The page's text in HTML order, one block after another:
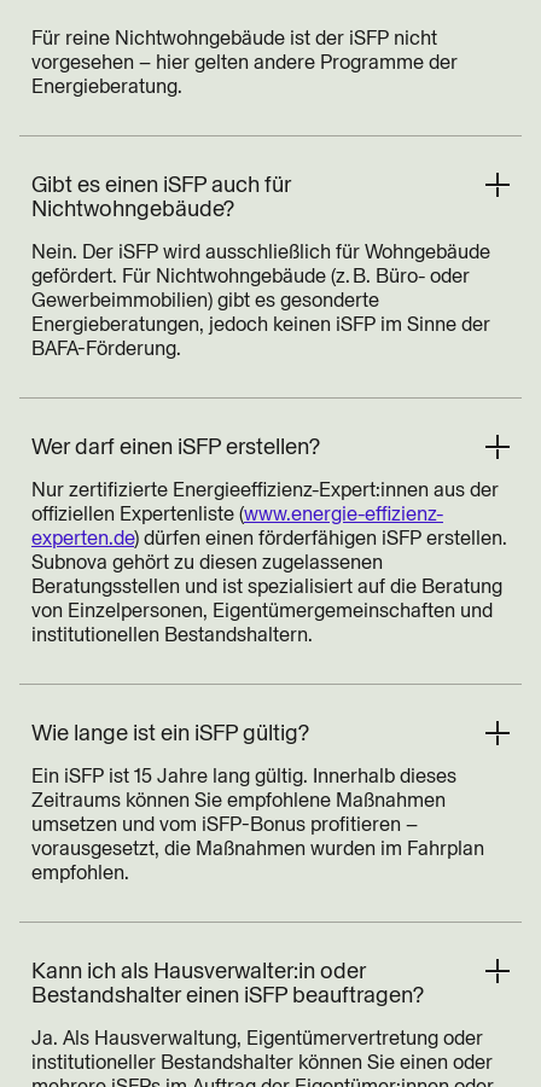
Für reine Nichtwohngebäude ist der iSFP nicht
vorgesehen – hier gelten andere Programme der
Energieberatung.
Gibt es einen iSFP auch für
Nichtwohngebäude?
Nein. Der iSFP wird ausschließlich für Wohngebäude
gefördert. Für Nichtwohngebäude (z. B. Büro- oder
Gewerbeimmobilien) gibt es gesonderte
Energieberatungen, jedoch keinen iSFP im Sinne der
BAFA-Förderung.
Wer darf einen iSFP erstellen?
Nur zertifizierte Energieeffizienz-Expert:innen aus der
offiziellen Expertenliste (www.energie-effizienz-
experten.de) dürfen einen förderfähigen iSFP erstellen.
Subnova gehört zu diesen zugelassenen
Beratungsstellen und ist spezialisiert auf die Beratung
von Einzelpersonen, Eigentümergemeinschaften und
institutionellen Bestandshaltern.
Wie lange ist ein iSFP gültig?
Ein iSFP ist 15 Jahre lang gültig. Innerhalb dieses
Zeitraums können Sie empfohlene Maßnahmen
umsetzen und vom iSFP-Bonus profitieren –
vorausgesetzt, die Maßnahmen wurden im Fahrplan
empfohlen.
Kann ich als Hausverwalter:in oder
Bestandshalter einen iSFP beauftragen?
Ja. Als Hausverwaltung, Eigentümervertretung oder
institutioneller Bestandshalter können Sie einen oder